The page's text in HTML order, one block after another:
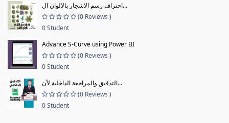
احتراف رسم الاشجار بالالوان ال...
(0 Reviews )
0 Student
Advance S-Curve using Power BI
(0 Reviews )
0 Student
التدقيق والمراجعة الداخلية لأن...
(0 Reviews )
0 Student